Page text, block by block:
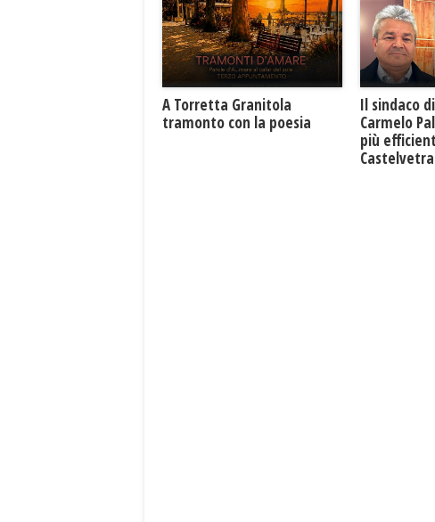
​A Torretta Granitola
tramonto con la poesia
Il sindaco
Carmelo
più